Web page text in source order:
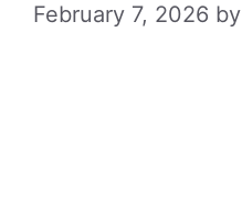
February 7, 2026 by